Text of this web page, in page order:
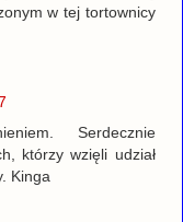
w tej tortownicy
Serdecznie
którzy wzięli udział
Kinga